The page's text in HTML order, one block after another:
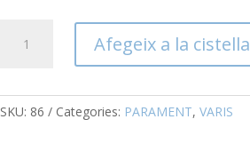
(10
Afegeix a la cistella
SKU: 86 Categories: PARAMENT, VARIS